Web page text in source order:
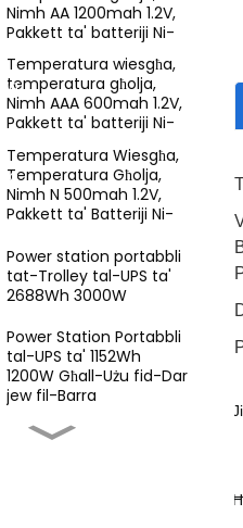
Minjieri
Nimh AA 1200mah 1.2V,
Pakkett ta' batteriji Ni-
Mh batterija rikarikabbli
għal dawl ta'
emerġenza
Temperatura wiesgħa,
temperatura għolja,
Nimh AAA 600mah 1.2V,
Pakkett ta' batteriji Ni-
għal dawl ta'
emerġenza
Temperatura Wiesgħa,
Temperatura Għolja,
Nimh N 500mah 1.2V,
Pakkett ta' Batteriji Ni-
Għal dawl ta'
emerġenza
Power station portabbli
tat-Trolley tal-UPS ta'
2688Wh 3000W
Power Station Portabbli
tal-UPS ta' 1152Wh
1200W Għall-Użu fid-Dar
jew fil-Barra
Sistema ta' ħażna tal-
enerġija ESS industrijali